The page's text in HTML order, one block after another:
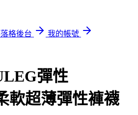
格後台
我的帳號
彈性
軟超薄彈性褲襪